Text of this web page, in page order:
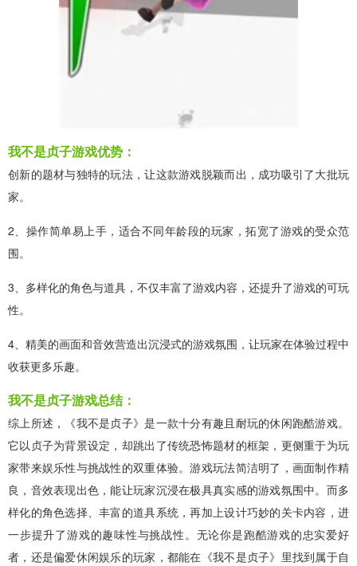
我不是贞子游戏优势：
创新的题材与独特的玩法，让这款游戏脱颖而出，成功吸引了大批玩
家。
2、操作简单易上手，适合不同年龄段的玩家，拓宽了游戏的受众范
围。
3、多样化的角色与道具，不仅丰富了游戏内容，还提升了游戏的可玩
性。
4、精美的画面和音效营造出沉浸式的游戏氛围，让玩家在体验过程中
收获更多乐趣。
我不是贞子游戏总结：
综上所述，《我不是贞子》是一款十分有趣且耐玩的休闲跑酷游戏。
它以贞子为背景设定，却跳出了传统恐怖题材的框架，更侧重于为玩
家带来娱乐性与挑战性的双重体验。游戏玩法简洁明了，画面制作精
良，音效表现出色，能让玩家沉浸在极具真实感的游戏氛围中。而多
样化的角色选择、丰富的道具系统，再加上设计巧妙的关卡内容，进
一步提升了游戏的趣味性与挑战性。无论你是跑酷游戏的忠实爱好
者，还是偏爱休闲娱乐的玩家，都能在《我不是贞子》里找到属于自